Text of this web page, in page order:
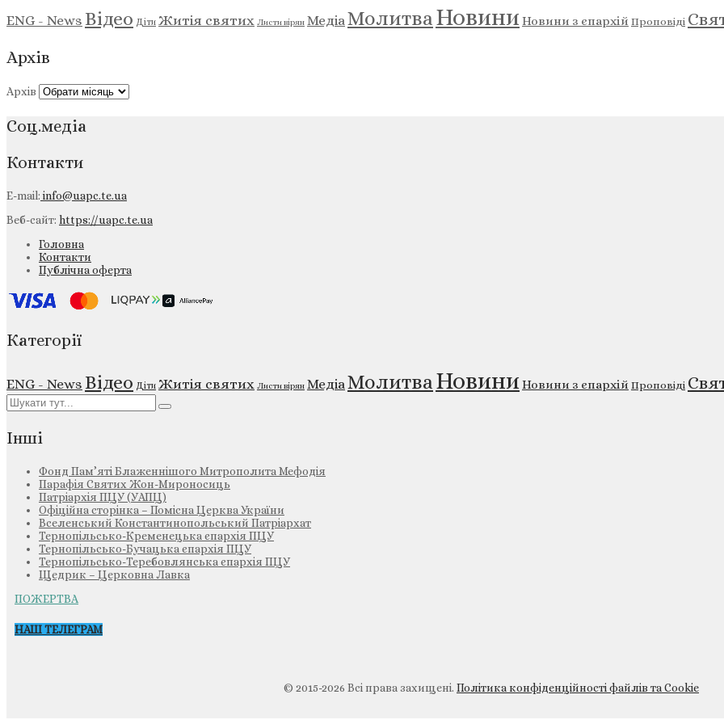
ENG - News Відео Діти Житія святих Листи вірян МедіаМолитваНовини Новини з єпархій Проповіді
Архів
Архів
Соц.медіа
Контакти
E-mail:info@uapc.te.ua
Веб-сайт: https://uapc.te.ua
Головна
Контакти
Публічна оферта
Категорії
ENG - News Відео Діти Житія святих Листи вірян МедіаМолитваНовиниНовини з єпархій Проповіді
Інші
Фонд Пам’яті Блаженнішого Митрополита Мефодія
Парафія Святих Жон-Мироносиць
Патріархія ПЦУ (УАПЦ)
Офіційна сторінка – Помісна Церква України
Вселенський Константинопольський Патріархат
Тернопільсько-Кременецька єпархія ПЦУ
Тернопільсько-Бучацька єпархія ПЦУ
Тернопільсько-Теребовлянська єпархія ПЦУ
Щедрик – Церковна Лавка
ПОЖЕРТВА
НАШ ТЕЛЕГРАМ
© 2015-2026 Всі права захищені. Політика конфіденційності файлів та Cookie